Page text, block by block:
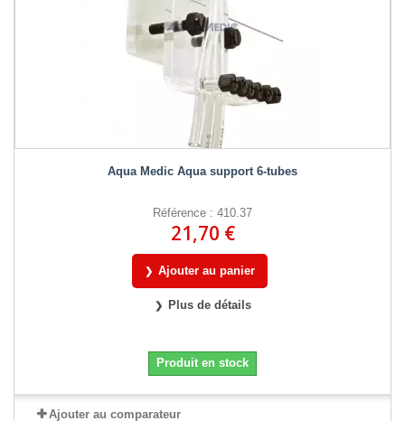
Aqua Medic Aqua support 6-tubes
Référence : 410.37
21,70 €
Ajouter au panier
Plus de détails
Produit en stock
Ajouter au comparateur